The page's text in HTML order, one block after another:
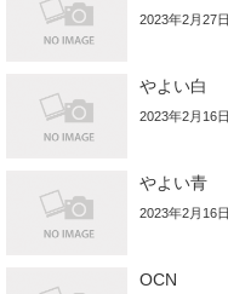
2023年2月27日
やよい白
2023年2月16日
やよい青
2023年2月16日
OCN